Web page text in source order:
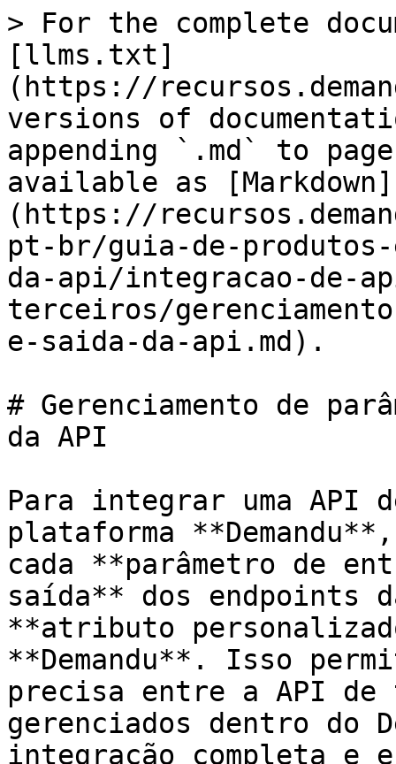
> For the complete
[llms.txt]
(https://
versions of
appending `.md` to
available as [Markdown]
(https://
pt-br/guia-de-
da-api/integracao-de-
terceiros/
e-saida-da-api.md).
# Gerenciamento de
da API
Para integrar uma API
plataforma
cada **parâmetro de
saída** dos endpoints
**atributo
**Demandu**. Isso
precisa entre a API
gerenciados dentro do
integração completa e